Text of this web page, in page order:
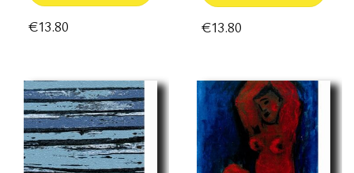
€13.80 €13.80